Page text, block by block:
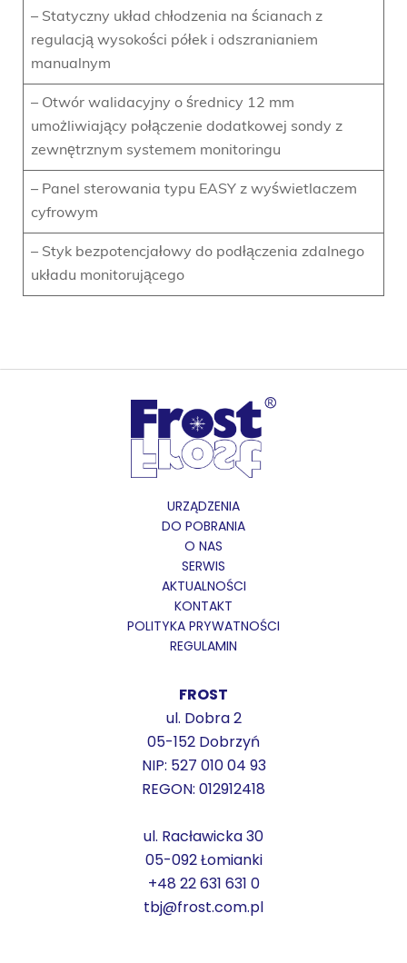
– Statyczny układ chłodzenia na ścianach z
regulacją wysokości półek i odszranianiem
manualnym
– Otwór walidacyjny o średnicy 12 mm
umożliwiający połączenie dodatkowej sondy z
zewnętrznym systemem monitoringu
– Panel sterowania typu EASY z wyświetlaczem
cyfrowym
– Styk bezpotencjałowy do podłączenia zdalnego
układu monitorującego
URZĄDZENIA
DO POBRANIA
O NAS
SERWIS
AKTUALNOŚCI
KONTAKT
POLITYKA PRYWATNOŚCI
REGULAMIN
FROST
ul. Dobra 2
05-152 Dobrzyń
NIP: 527 010 04 93
REGON: 012912418
ul. Racławicka 30
05-092 Łomianki
+48 22 631 631 0
tbj@frost.com.pl